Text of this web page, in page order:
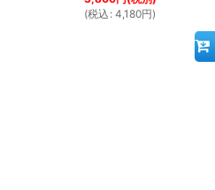
(税込 : 4,180円)